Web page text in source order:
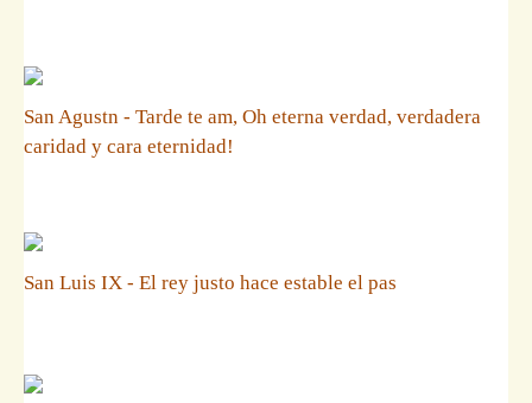
San Agustn - Tarde te am, Oh eterna verdad, verdadera
caridad y cara eternidad!
San Luis IX - El rey justo hace estable el pas